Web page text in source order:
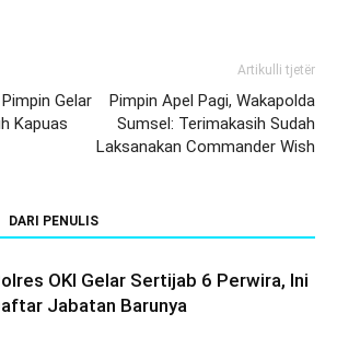
Gelar
Kapuas
Artikulli tjetër
Pimpin Apel Pagi, Wakapolda
Sumsel: Terimakasih Sudah
Laksanakan Commander Wish
DARI PENULIS
OKI Gelar Sertijab 6 Perwira, Ini
Jabatan Barunya